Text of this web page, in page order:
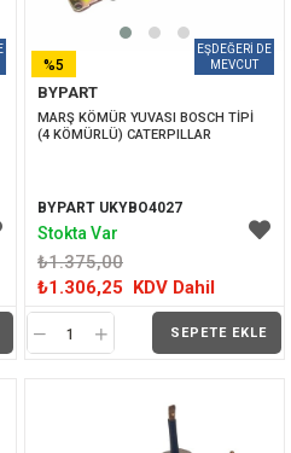
BYPART
MARŞ KÖMÜR YUVASI BOSCH TİPİ
(4 KÖMÜRLÜ) CATERPILLAR
BYPART UKYBO4027
₺1.375,00
₺1.306,25 KDV Dahil
SEPETE EKLE
%5
İNDIRIM
Stokta Var